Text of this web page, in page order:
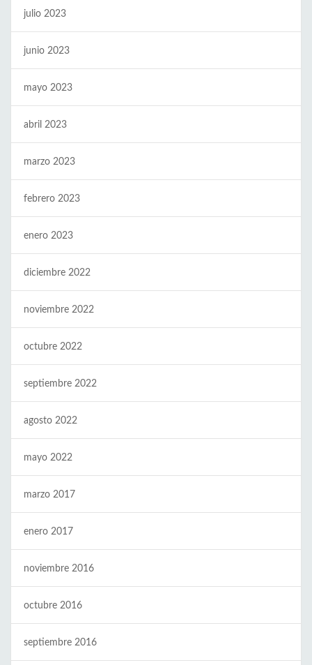
julio 2023
junio 2023
mayo 2023
abril 2023
marzo 2023
febrero 2023
enero 2023
diciembre 2022
noviembre 2022
octubre 2022
septiembre 2022
agosto 2022
mayo 2022
marzo 2017
enero 2017
noviembre 2016
octubre 2016
septiembre 2016